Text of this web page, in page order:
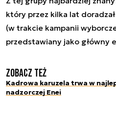
który przez kilka lat
(w trakcie kampanii
przedstawiany jako główny
Zobacz też
Kadrowa karuzela trwa w
nadzorczej Enei